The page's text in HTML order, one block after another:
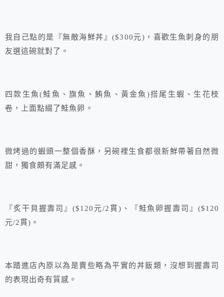
我自己點的是『無敵海鮮丼』($300元)，喜歡生魚刺身的朋
友選這碗就對了。
四款生魚(鮭魚、旗魚、鮪魚、黃金魚)搭尾生蝦、生花枝
卷，上面點綴了鮭魚卵。
微烤過的蝦頭一整個香酥，另碗裡生食都很新鮮帶著自然微
甜，獨食頗有滿足感。
『炙干貝握壽司』($120元/2貫)、『鮭魚卵握壽司』($120
元/2貫)。
本踏進店內原以為是賣些略為平實的丼飯類，沒想到握壽司
的表現出奇有質感。